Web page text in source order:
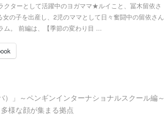
クターとして活躍中のヨガママ★ルイこと、冨木留依さ
女の子を出産し、2児のママとして日々奮闘中の留依さん
ム。 前編は、【季節の変わり目 ...
」～ペンギンインターナショナルスクール編～
様な顔が集まる拠点